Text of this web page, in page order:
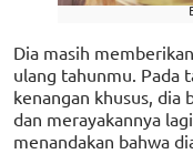
Dia masih
ulang tahunmu. Pada
kenangan khusus,
dan merayakannya
menandakan bahwa